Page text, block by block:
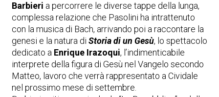
Barbieri a percorrere le diverse tappe della lunga,
complessa relazione che Pasolini ha intrattenuto
con la musica di Bach, arrivando poi a raccontare la
genesi e la natura di Storia di un Gesù, lo spettacolo
dedicato a Enrique Irazoqui, l’indimenticabile
interprete della figura di Gesù nel Vangelo secondo
Matteo, lavoro che verrà rappresentato a Cividale
nel prossimo mese di settembre.